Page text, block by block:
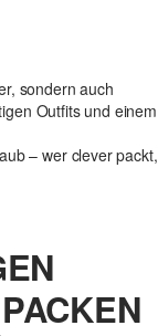
sondern auch
Outfits und einem
– wer clever packt,